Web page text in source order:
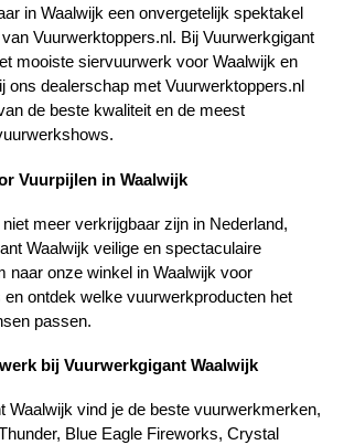
in Waalwijk een onvergetelijk spektakel
Vuurwerktoppers.nl. Bij Vuurwerkgigant
mooiste siervuurwerk voor Waalwijk en
ons dealerschap met Vuurwerktoppers.nl
de beste kwaliteit en de meest
Vuurpijlen in Waalwijk
meer verkrijgbaar zijn in Nederland,
Waalwijk veilige en spectaculaire
naar onze winkel in Waalwijk voor
en ontdek welke vuurwerkproducten het
passen.
bij Vuurwerkgigant Waalwijk
Waalwijk vind je de beste vuurwerkmerken,
Blue Eagle Fireworks, Crystal